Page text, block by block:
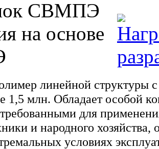
линейной структуры с
1,5 млн. Обладает особой
для
и народного хозяйства,
условиях